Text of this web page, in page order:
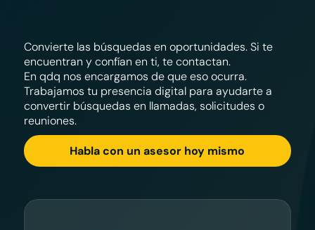
Convierte las búsquedas en oportunidades. Si te
encuentran y confían en ti, te contactan.
En qdq nos encargamos de que eso ocurra.
Trabajamos tu presencia digital para ayudarte a
convertir búsquedas en llamadas, solicitudes o
reuniones.
Habla con un asesor hoy mismo